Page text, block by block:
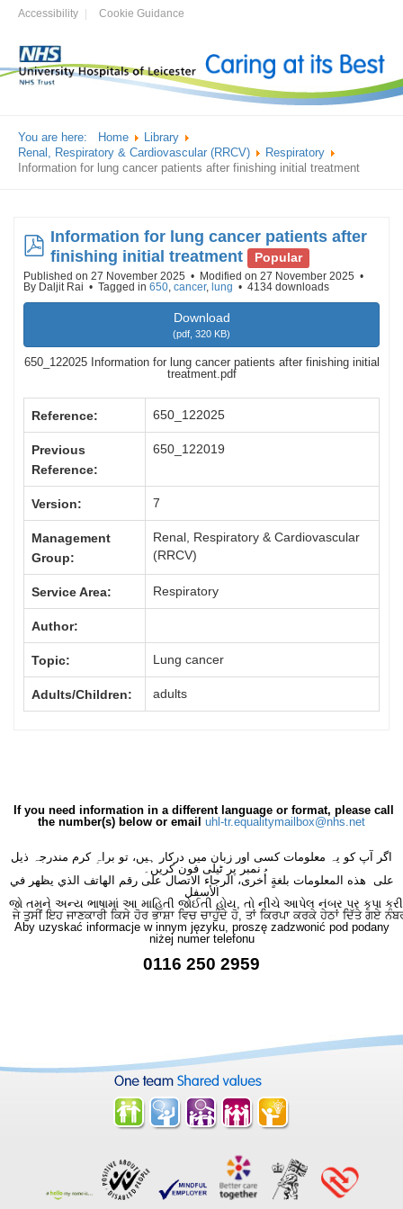
Accessibility Cookie Guidance
You are here: Home
Library
Renal, Respiratory & Cardiovascular (RRCV)
Respiratory
Information for lung cancer patients after finishing initial treatment
pdf
Information for lung cancer patients after
finishing initial treatment
Popular
Published on 27 November 2025
Modified on 27 November 2025
By Daljit Rai Tagged in 650, cancer, lung 4134 downloads
Download
(pdf, 320 KB)
650_122025 Information for lung cancer patients after finishing initial
treatment.pdf
Reference: 650_122025
Previous
Reference:
650_122019
Version: 7
Management
Group:
Renal, Respiratory & Cardiovascular
(RRCV)
Service Area: Respiratory
Author:
Topic: Lung cancer
Adults/Children: adults
If you need information in a different language or format, please call
the number(s) below or email uhl-tr.equalitymailbox@nhs.net
اگر آپ کو یہ معلومات کسی اور زبان میں درکار ہیں، تو براہِ کرم مندرجہ ذیل
نمبر پر ٹیلی فون کریں۔
على هذه المعلومات بلغةٍ أُخرى، الرجاء الاتصال على رقم الهاتف الذي يظهر في
الأسفل
જો તમને અન્ય ભાષામાં આ માહિતી જોઈતી હોય, તો નીચે આપેલ નંબર પર કૃપા કરી
ਜੇ ਤੁਸੀਂ ਇਹ ਜਾਣਕਾਰੀ ਕਿਸੇ ਹੋਰ ਭਾਸ਼ਾ ਵਿਚ ਚਾਹੁੰਦੇ ਹੋ, ਤਾਂ ਕਿਰਪਾ ਕਰਕੇ ਹੇਠਾਂ ਦਿੱਤੇ ਗਏ
Aby uzyskać informacje w innym języku, proszę zadzwonić pod podany
niżej numer telefonu
0116 250 2959